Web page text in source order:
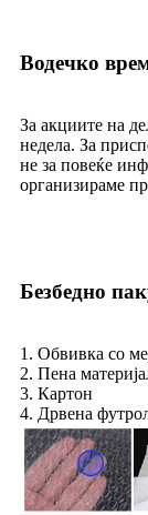
Водечко
За акциите на
недела. За
не за повеќе
организираме
Безбедно
1. Обвивка со
2. Пена
3. Картон
4. Дрвена